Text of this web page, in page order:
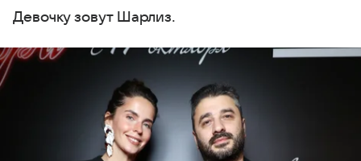
Девочку зовут Шарлиз.